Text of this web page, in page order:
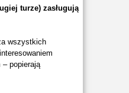
turze) zasługują
wszystkich
popierają